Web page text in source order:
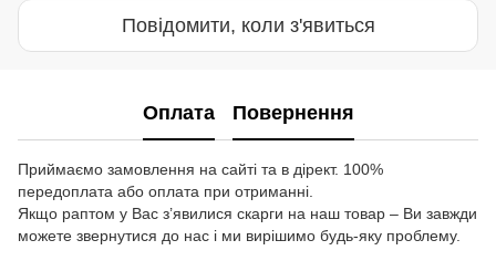
Повідомити, коли з'явиться
Оплата Повернення
Приймаємо замовлення на сайті та в дірект. 100%
передоплата або оплата при отриманні.
Якщо раптом у Вас з’явилися скарги на наш товар – Ви завжди
можете звернутися до нас і ми вирішимо будь-яку проблему.